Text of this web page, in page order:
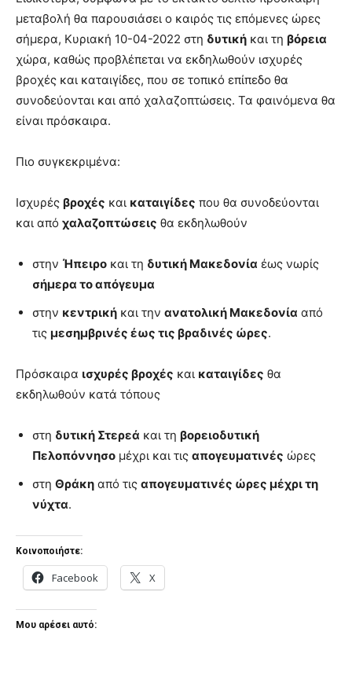
μεταβολή θα παρουσιάσει ο καιρός τις επόμενες ώρες
σήμερα, Κυριακή 10-04-2022 στη δυτική και τη βόρεια
χώρα, καθώς προβλέπεται να εκδηλωθούν ισχυρές
βροχές και καταιγίδες, που σε τοπικό επίπεδο θα
συνοδεύονται και από χαλαζοπτώσεις. Τα φαινόμενα θα
είναι πρόσκαιρα.
Πιο συγκεκριμένα:
Ισχυρές βροχές και καταιγίδες που θα συνοδεύονται
και από χαλαζοπτώσεις θα εκδηλωθούν
στην Ήπειρο και τη δυτική Μακεδονία έως νωρίς
σήμερα το απόγευμα
στην κεντρική και την ανατολική Μακεδονία από
τις μεσημβρινές έως τις βραδινές ώρες.
Πρόσκαιρα ισχυρές βροχές και καταιγίδες θα
εκδηλωθούν κατά τόπους
στη δυτική Στερεά και τη βορειοδυτική
Πελοπόννησο μέχρι και τις απογευματινές ώρες
στη Θράκη από τις απογευματινές ώρες μέχρι τη
νύχτα.
Κοινοποιήστε:
Facebook X
Μου αρέσει αυτό: